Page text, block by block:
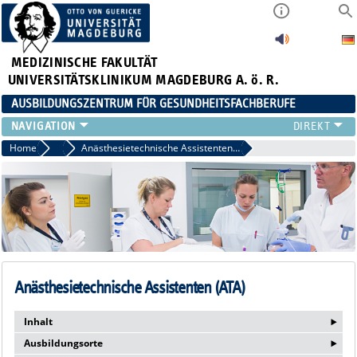
MEDIZINISCHE FAKULTÄT
UNIVERSITÄTSKLINIKUM MAGDEBURG A. ö. R.
AUSBILDUNGSZENTRUM FÜR GESUNDHEITSFACHBERUFE
AUSBILDUNG
FORT- UND WEITERBILDUNGEN
DUALES STUDIUM HEBAMMENWISSENSCHAFT
FREIWILLIGENDIENSTE & PRAKTIKA
AZG INTERN
Home Ausbildung Anästhesietechnische Assistenten (ATA)
Anästhesietechnische Assistenten (ATA)
Inhalt ‣
Wer sich für den Beruf "Anästhesietechnische Assistenz" (ATA)
Ausbildungsorte ‣